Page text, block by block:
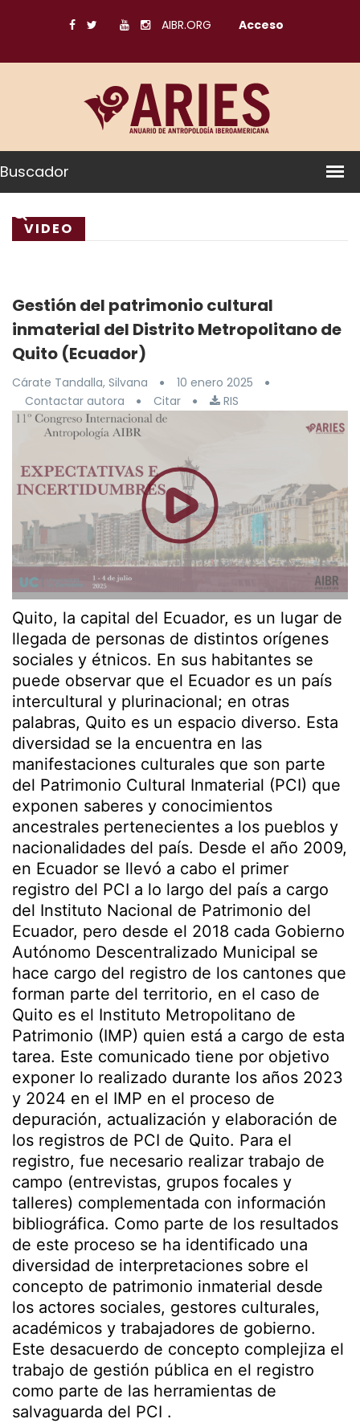
AIBR.ORG Acceso
Buscador
VIDEO
Gestión del patrimonio cultural
inmaterial del Distrito Metropolitano de
Quito (Ecuador)
Cárate Tandalla, Silvana
10 enero 2025
Contactar autora
Citar RIS
Quito, la capital del Ecuador, es un lugar de
llegada de personas de distintos orígenes
sociales y étnicos. En sus habitantes se
puede observar que el Ecuador es un país
intercultural y plurinacional; en otras
palabras, Quito es un espacio diverso. Esta
diversidad se la encuentra en las
manifestaciones culturales que son parte
del Patrimonio Cultural Inmaterial (PCI) que
exponen saberes y conocimientos
ancestrales pertenecientes a los pueblos y
nacionalidades del país. Desde el año 2009,
en Ecuador se llevó a cabo el primer
registro del PCI a lo largo del país a cargo
del Instituto Nacional de Patrimonio del
Ecuador, pero desde el 2018 cada Gobierno
Autónomo Descentralizado Municipal se
hace cargo del registro de los cantones que
forman parte del territorio, en el caso de
Quito es el Instituto Metropolitano de
Patrimonio (IMP) quien está a cargo de esta
tarea. Este comunicado tiene por objetivo
exponer lo realizado durante los años 2023
y 2024 en el IMP en el proceso de
depuración, actualización y elaboración de
los registros de PCI de Quito. Para el
registro, fue necesario realizar trabajo de
campo (entrevistas, grupos focales y
talleres) complementada con información
bibliográfica. Como parte de los resultados
de este proceso se ha identificado una
diversidad de interpretaciones sobre el
concepto de patrimonio inmaterial desde
los actores sociales, gestores culturales,
académicos y trabajadores de gobierno.
Este desacuerdo de concepto complejiza el
trabajo de gestión pública en el registro
como parte de las herramientas de
salvaguarda del PCI .